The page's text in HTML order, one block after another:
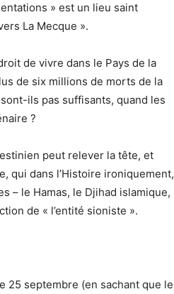
» est un lieu saint
La Mecque ».
de vivre dans le Pays de la
de six millions de morts de la
ils pas suffisants, quand les
?
peut relever la tête, et
qui dans l’Histoire ironiquement,
– le Hamas, le Djihad islamique,
de « l’entité sioniste ».
25 septembre (en sachant que le